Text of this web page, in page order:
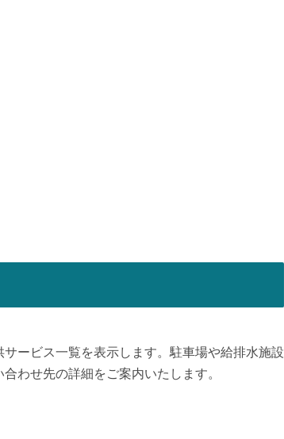
ービス一覧を表示します。駐車場や給排水施設
わせ先の詳細をご案内いたします。